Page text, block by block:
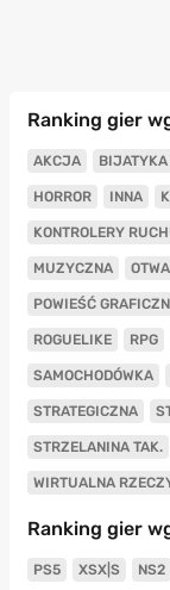
Ranking gier
AKCJA BIJATYKA
HORROR INNA
KONTROLERY
MUZYCZNA
POWIEŚĆ
ROGUELIKE RPG
SAMOCHODÓWKA
STRATEGICZNA
STRZELANINA TAK.
WIRTUALNA
Ranking gier
PS5 XSX|S NS2